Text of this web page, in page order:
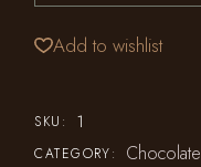
Add to wishlist
SKU: 1
CATEGORY: Chocolate